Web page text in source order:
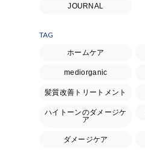
JOURNAL
TAG
ホームケア
mediorganic
髪質改善トリートメント
ハイトーンのダメージケ
ア
ダメージケア